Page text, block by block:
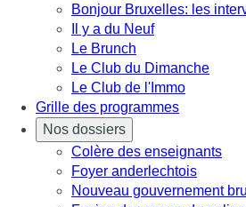
Bonjour Bruxelles: les
Il y a du Neuf
Le Brunch
Le Club du Dimanche
Le Club de l'Immo
Grille des programmes
Nos dossiers
Colère des enseignants
Foyer anderlechtois
Nouveau gouvernement